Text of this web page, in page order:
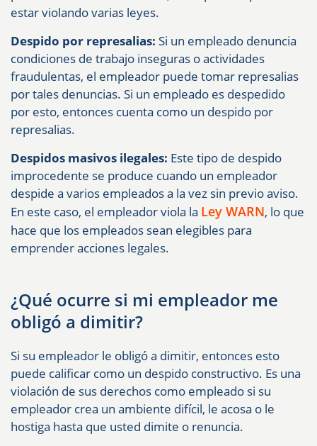
estar violando varias leyes.
Despido por represalias: Si un empleado denuncia
condiciones de trabajo inseguras o actividades
fraudulentas, el empleador puede tomar represalias
por tales denuncias. Si un empleado es despedido
por esto, entonces cuenta como un despido por
represalias.
Despidos masivos ilegales: Este tipo de despido
improcedente se produce cuando un empleador
despide a varios empleados a la vez sin previo aviso.
En este caso, el empleador viola la Ley WARN, lo que
hace que los empleados sean elegibles para
emprender acciones legales.
¿Qué ocurre si mi empleador me
obligó a dimitir?
Si su empleador le obligó a dimitir, entonces esto
puede calificar como un despido constructivo. Es una
violación de sus derechos como empleado si su
empleador crea un ambiente difícil, le acosa o le
hostiga hasta que usted dimite o renuncia.